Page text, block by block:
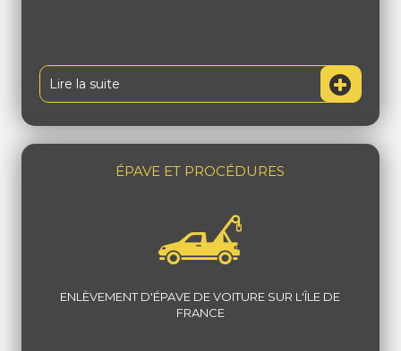
Lire la suite
ÉPAVE ET PROCÉDURES
ENLÈVEMENT D'ÉPAVE DE VOITURE SUR L'ÎLE DE
FRANCE